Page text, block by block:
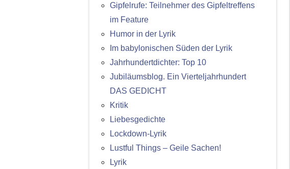
Gipfelrufe: Teilnehmer des Gipfeltreffens
im Feature
Humor in der Lyrik
Im babylonischen Süden der Lyrik
Jahrhundertdichter: Top 10
Jubiläumsblog. Ein Vierteljahrhundert
DAS GEDICHT
Kritik
Liebesgedichte
Lockdown-Lyrik
Lustful Things – Geile Sachen!
Lyrik